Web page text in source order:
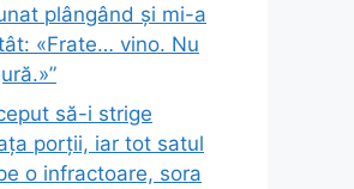
plângând și mi-a
«Frate… vino. Nu
să-i strige
porții, iar tot satul
o infractoare, sora